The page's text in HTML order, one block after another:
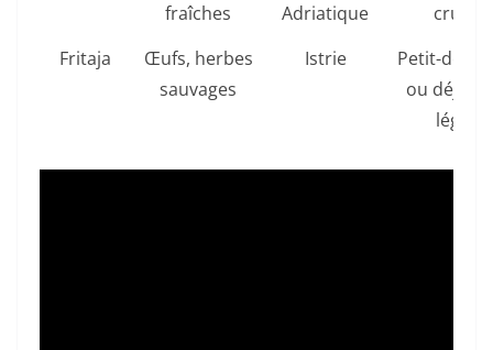
fraîches
Adriatique
crues
Fritaja
Œufs, herbes
sauvages
Istrie
Petit-
ou
léger